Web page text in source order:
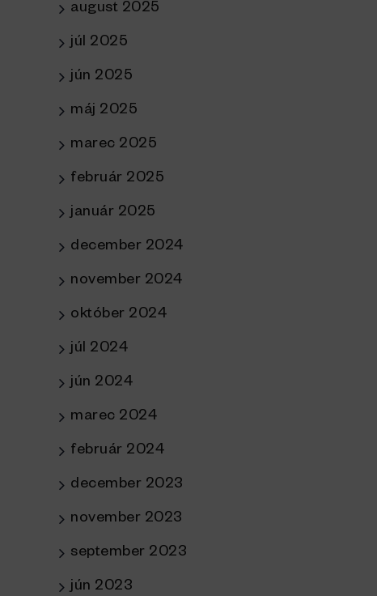
august 2025
júl 2025
jún 2025
máj 2025
marec 2025
február 2025
január 2025
december 2024
november 2024
október 2024
júl 2024
jún 2024
marec 2024
február 2024
december 2023
november 2023
september 2023
jún 2023